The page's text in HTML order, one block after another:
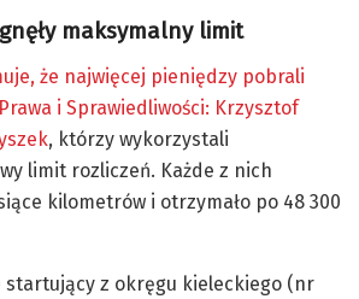
maksymalny limit
że najwięcej pieniędzy pobrali
i Sprawiedliwości: Krzysztof
, którzy wykorzystali
limit rozliczeń. Każde z nich
kilometrów i otrzymało po 48 300
startujący z okręgu kieleckiego (nr